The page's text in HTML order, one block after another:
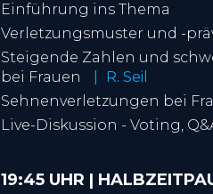
Einführung ins Thema
Verletzungsmuster und -
Steigende Zahlen und
bei Frauen
R. Seil
Sehnenverletzungen bei
Live-Diskussion - Voting,
19:45 UHR |